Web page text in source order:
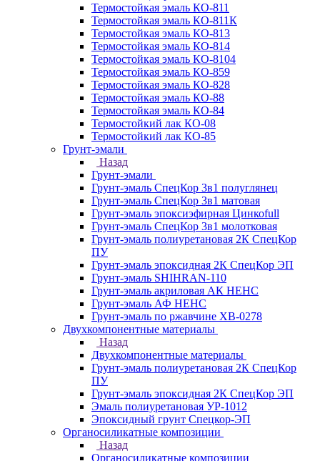
Термостойкая эмаль КО-811
Термостойкая эмаль КО-811К
Термостойкая эмаль КО-813
Термостойкая эмаль КО-814
Термостойкая эмаль КО-8104
Термостойкая эмаль КО-859
Термостойкая эмаль КО-828
Термостойкая эмаль КО-88
Термостойкая эмаль КО-84
Термостойкий лак КО-08
Термостойкий лак КО-85
Грунт-эмали
Назад
Грунт-эмали
Грунт-эмаль СпецКор 3в1 полуглянец
Грунт-эмаль СпецКор 3в1 матовая
Грунт-эмаль эпоксиэфирная Цинкоfull
Грунт-эмаль СпецКор 3в1 молотковая
Грунт-эмаль полиуретановая 2К СпецКор
ПУ
Грунт-эмаль эпоксидная 2К СпецКор ЭП
Грунт-эмаль SHIHRAN-110
Грунт-эмаль акриловая АК НЕНС
Грунт-эмаль АФ НЕНС
Грунт-эмаль по ржавчине ХВ-0278
Двухкомпонентные материалы
Назад
Двухкомпонентные материалы
Грунт-эмаль полиуретановая 2К СпецКор
ПУ
Грунт-эмаль эпоксидная 2К СпецКор ЭП
Эмаль полиуретановая УР-1012
Эпоксидный грунт Спецкор-ЭП
Органосиликатные композиции
Назад
Органосиликатные композиции